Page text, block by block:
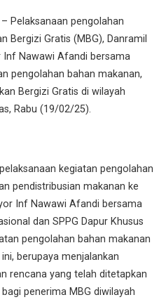
– Pelaksanaan pengolahan
Bergizi Gratis (MBG), Danramil
Inf Nawawi Afandi bersama
pengolahan bahan makanan,
Bergizi Gratis di wilayah
Rabu (19/02/25).
kegiatan pengolahan
pendistribusian makanan ke
Inf Nawawi Afandi bersama
dan SPPG Dapur Khusus
pengolahan bahan makanan
berupaya menjalankan
rencana yang telah ditetapkan
penerima MBG diwilayah